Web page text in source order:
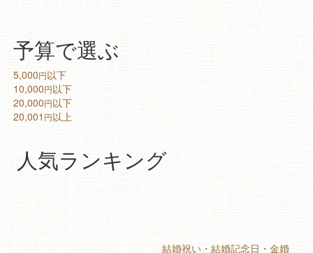
予算で選ぶ
5,000円以下
10,000円以下
20,000円以下
20,001 円以上
人気ランキング
結婚祝い・結婚記念日・金婚